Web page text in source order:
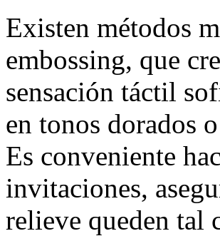
Existen métodos
embossing, que
sensación táctil
en tonos dorados
Es conveniente
invitaciones,
relieve queden tal